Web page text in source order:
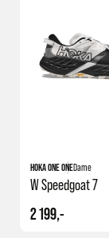
HOKA ONE ONEDame
W Speedgoat 7
2 199,-